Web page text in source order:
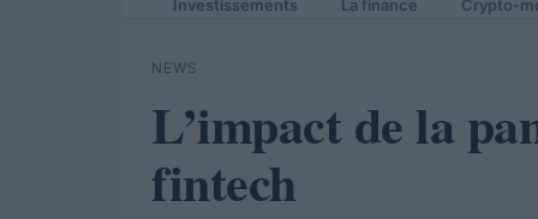
Investissements La finance Crypto-
NEWS
L’impact de la
fintech